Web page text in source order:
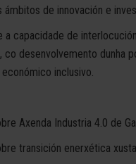
ámbitos de innovación e
a capacidade de
co desenvolvemento dunha
inclusivo.
Axenda Industria 4.0 de
transición enerxética